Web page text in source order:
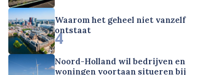
Waarom het geheel niet vanzelf
ontstaat
4
Noord-Holland wil bedrijven en
woningen voortaan situeren bij